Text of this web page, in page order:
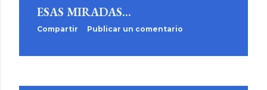
ESAS MIRADAS...
Compartir Publicar un comentario